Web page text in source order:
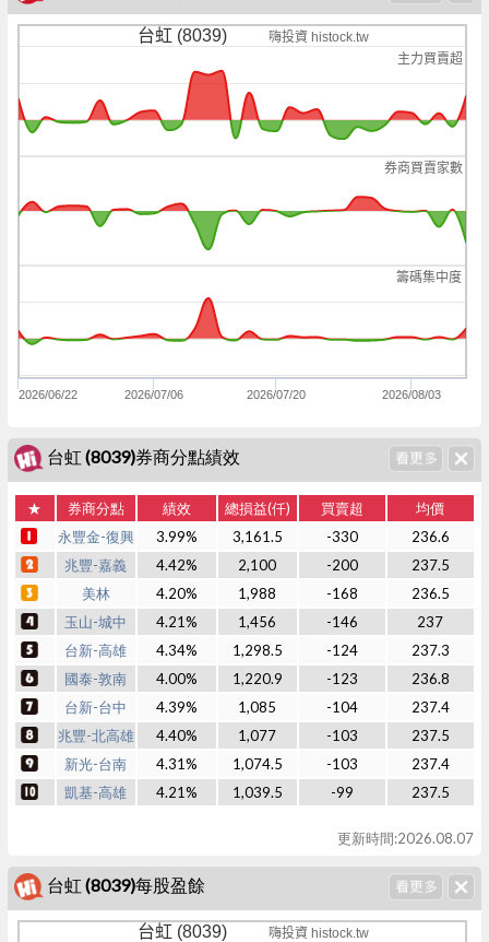
主力買賣超
券商買賣家數
籌碼集中度
台虹 (8039) 嗨投資 histock.tw
2026/06/22 2026/07/06 2026/07/20 2026/08/03
台虹 (8039)券商分點績效
★ 券商分點 績效 總損益(仟) 買賣超
均價
永豐金-復興
3.99% 3,161.5 -330
236.6
兆豐-嘉義
4.42% 2,100 -200
237.5
美林
4.20% 1,988 -168
236.5
玉山-城中
4.21% 1,456 -146
237
台新-高雄
4.34% 1,298.5 -124
237.3
國泰-敦南
4.00% 1,220.9 -123
236.8
台新-台中
4.39% 1,085 -104
237.4
兆豐-北高雄
4.40% 1,077 -103
237.5
新光-台南
4.31% 1,074.5 -103
237.4
凱基-高雄
4.21% 1,039.5 -99 237.5
更新時間:2026.08.07
台虹 (8039)每股盈餘
台虹 (8039) 嗨投資 histock.tw